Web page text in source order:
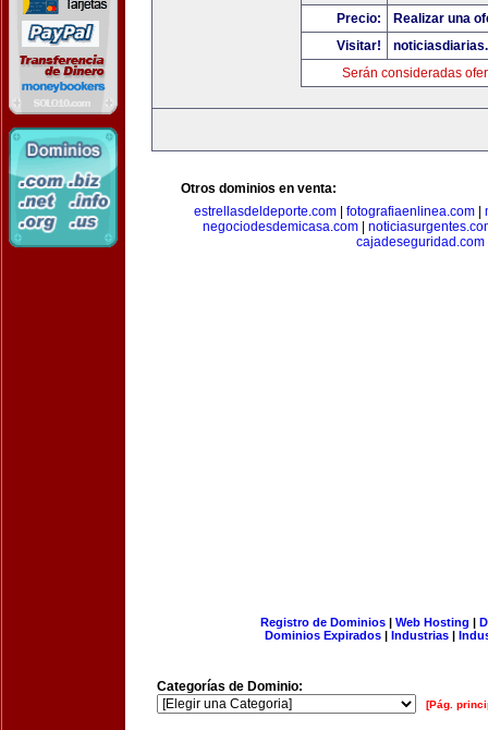
Precio:
Realizar una
Visitar!
Serán consideradas
Otros dominios en venta:
estrellasdeldeporte.com
fotografiaenlinea.com
negociodesdemicasa.com
cajadeseguridad.com
Registro de Dominios| Web Hosting |
Dominios Expirados | Industrias |
Categorías de Dominio:
[Pág.